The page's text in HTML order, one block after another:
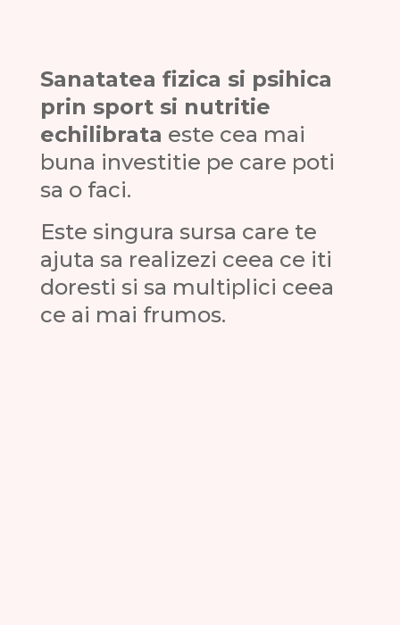
Sanatatea fizica si psihica
prin sport si nutritie
echilibrata este cea mai
buna investitie pe care poti
sa o faci.
Este singura sursa care te
ajuta sa realizezi ceea ce iti
doresti si sa multiplici ceea
ce ai mai frumos.